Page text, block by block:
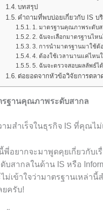
บทสรุป
คำถามที่พบบ่อยเกี่ยวกับ IS บ
1. มาตรฐานคุณภาพระดับ
2. ฉันจะเลือกมาตรฐานไห
3. การนำมาตรฐานมาใช้
4. ต้องใช้เวลานานแค่ไหน
5. ฉันจะตรวจสอบผลลัพธ์ไ
ต่อยอดจากหัวข้อวิจัยการตลา
รฐานคุณภาพระดับสากล
ามสำเร็จในธุรกิจ IS ที่คุณไ
อยากจะมาพูดคุยเกี่ยวกับ
สากลในด้าน IS หรือ
ม่เข้าใจว่ามาตรฐานเหล่า
ยครับ!